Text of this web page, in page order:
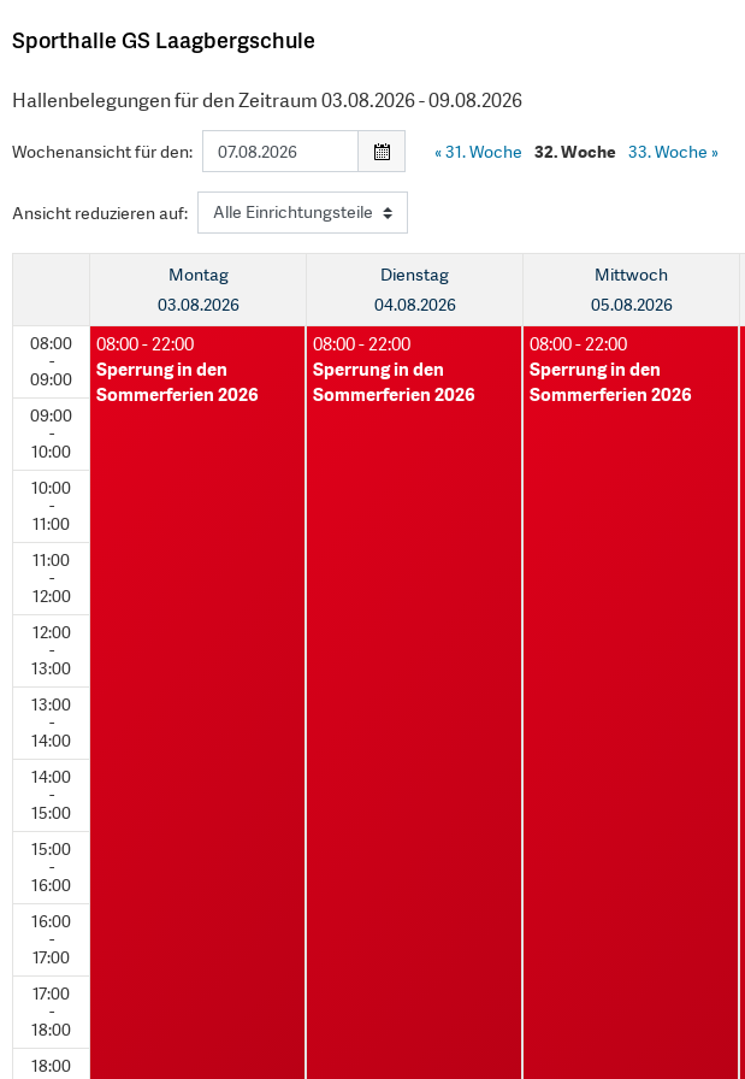
Sporthalle GS Laagbergschule
Hallenbelegungen für den Zeitraum 03.08.2026 - 09.08.2026
Wochenansicht für den: «31. Woche 32. Woche 33. Woche »
Ansicht reduzieren auf:
08:00
-
09:00
09:00
-
10:00
10:00
-
11:00
11:00
-
12:00
12:00
-
13:00
13:00
-
14:00
14:00
-
15:00
15:00
-
16:00
16:00
-
17:00
17:00
-
18:00
18:00
Montag
03.08.2026
08:00 - 22:00
Sperrung in den
Sommerferien 2026
Dienstag
04.08.2026
08:00 - 22:00
Sperrung in den
Sommerferien 2026
Mittwoch
05.08.2026
08:00 - 22:00
Sperrung in den
Sommerferien 2026